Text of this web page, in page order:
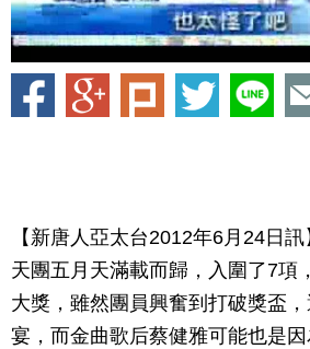
【新唐人亞太台2012年6月24日
天團五月天滿載而歸，入圍了7項
大獎，雖然團員興奮到打破獎盃
宴，而金曲歌后蔡健雅可能也是